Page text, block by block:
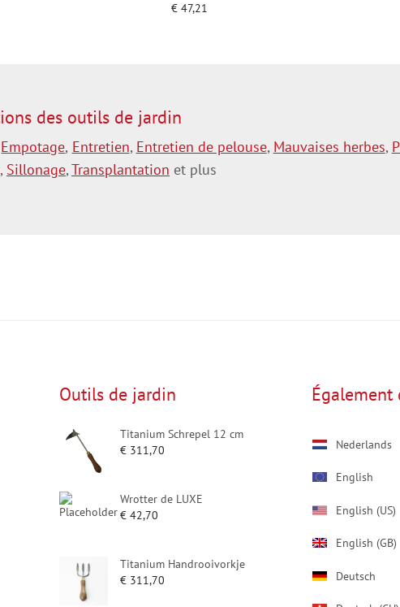
€ 47,21
des outils de jardin
Empotage, Entretien, Entretien de pelouse, Mauvaises herbes,
, Sillonage,Transplantation et plus
Outils de jardin
Titanium Schrepel 12 cm
€ 311,70
Wrotter de LUXE
€ 42,70
Titanium Handrooivorkje
€ 311,70
Également
Nederlands
English
English (US)
English (GB)
Deutsch